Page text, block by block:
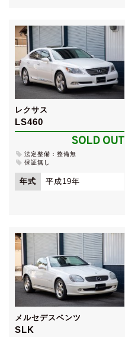
レクサス
LS460
SOLD OUT
法定整備：整備無
保証無し
年式 平成19年
メルセデスベンツ
SLK